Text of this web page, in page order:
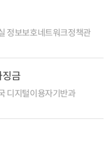
정보보호네트워크정책관
징금
디지털이용자기반과